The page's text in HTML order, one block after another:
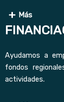
Más
Ayudamos a
fondos
actividades.